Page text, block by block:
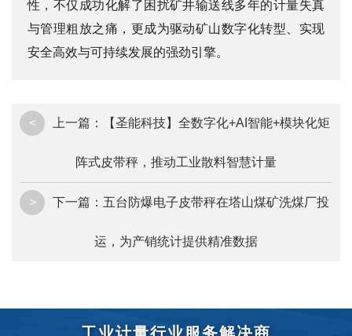
性，不仅成功化解了困扰矿井输送线多年的计量失真
与管理粗放之痛，更成为驱动矿山数字化转型、实现
安全高效与可持续发展的强劲引擎。
< 上一篇： 【圣能科技】全数字化+AI智能+模块化矩
阵式皮带秤，推动工业散料智慧计量
> 下一篇： 五台防爆电子皮带秤在塔山煤矿洗煤厂投
运，为产销统计提供精准数据